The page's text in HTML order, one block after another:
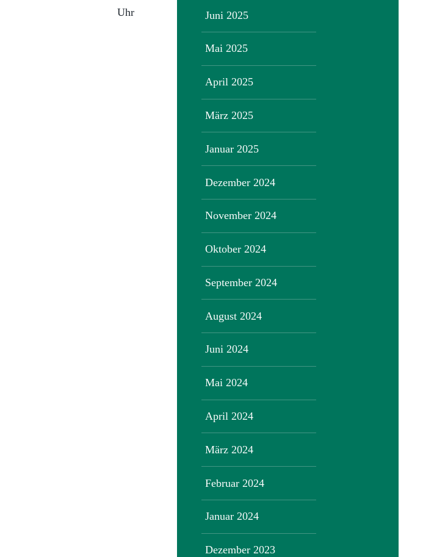
Uhr
Juni 2025
Mai 2025
April 2025
März 2025
Januar 2025
Dezember 2024
November 2024
Oktober 2024
September 2024
August 2024
Juni 2024
Mai 2024
April 2024
März 2024
Februar 2024
Januar 2024
Dezember 2023